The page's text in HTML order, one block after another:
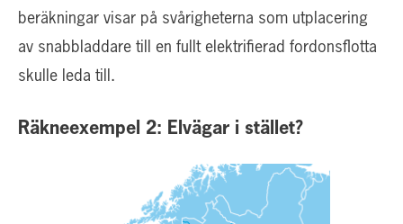
beräkningar visar på svårigheterna som utplacering
av snabbladdare till en fullt elektrifierad fordonsflotta
skulle leda till.
Räkneexempel 2: Elvägar i stället?